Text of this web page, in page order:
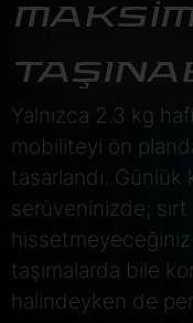
Yalnızca 2.3 kg
mobiliteyi ön
tasarlandı. Günlük
serüveninizde; sırt
taşımalarda bile
halindeyken de